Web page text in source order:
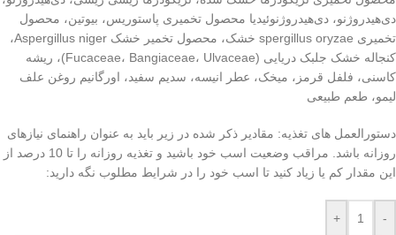
دی‌هیدروژنو، دی‌هیدروژنوئیدیا محصول تخمیری پاستوریس، بیوتین، محصول
تخمیری spergillus oryzae خشک، محصول تخمیر خشک Aspergillus niger،
کنجاله خشک جلبک دریایی (Fucaceae، Bangiaceae، Ulvaceae)، ریشه
کاسنی، فلفل قرمز، میخک، عطر انیسه، سدیم سفید، اورگانیم روغن علف
لیمو، طعم طبیعی
دستورالعمل های تغذیه: مقادیر ذکر شده در زیر باید به عنوان راهنمای نیازهای
روزانه باشد. مراقب وضعیت اسب خود باشید و تغذیه روزانه را تا 10 درصد از
این مقدار کم یا زیاد کنید تا اسب خود را در شرایط مطلوب نگه دارید:
-
+